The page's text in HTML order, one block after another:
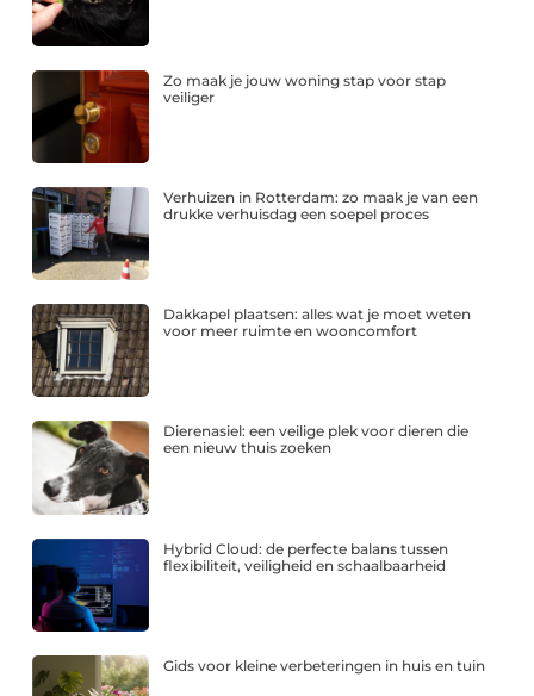
Zo maak je jouw woning stap voor stap
veiliger
Verhuizen in Rotterdam: zo maak je van een
drukke verhuisdag een soepel proces
Dakkapel plaatsen: alles wat je moet weten
voor meer ruimte en wooncomfort
Dierenasiel: een veilige plek voor dieren die
een nieuw thuis zoeken
Hybrid Cloud: de perfecte balans tussen
flexibiliteit, veiligheid en schaalbaarheid
Gids voor kleine verbeteringen in huis en tuin